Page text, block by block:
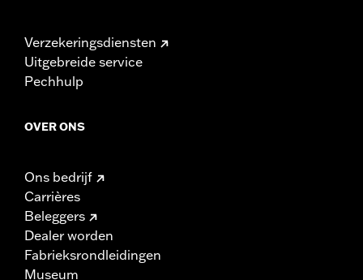
Verzekeringsdiensten
Uitgebreide service
Pechhulp
OVER ONS
Ons bedrijf
Carrières
Beleggers
Dealer worden
Fabrieksrondleidingen
Museum